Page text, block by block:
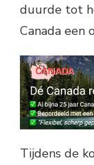
duurde tot
Canada een
Tijdens de